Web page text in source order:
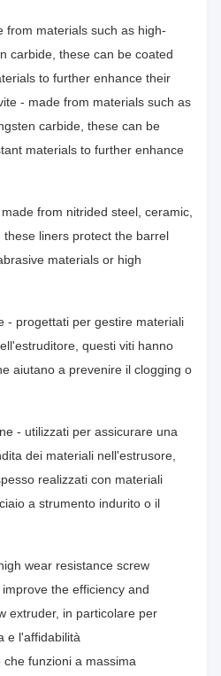
from materials such as high-
carbide, these can be coated
to further enhance their
- made from materials such as
carbide, these can be
materials to further enhance
from nitrided steel, ceramic,
liners protect the barrel
materials or high
- progettati per gestire materiali
questi viti hanno
aiutano a prevenire il clogging o
- utilizzati per assicurare una
dei materiali nell'estrusore,
realizzati con materiali
a strumento indurito o il
wear resistance screw
the efficiency and
extruder, in particolare per
e l'affidabilità
funzioni a massima